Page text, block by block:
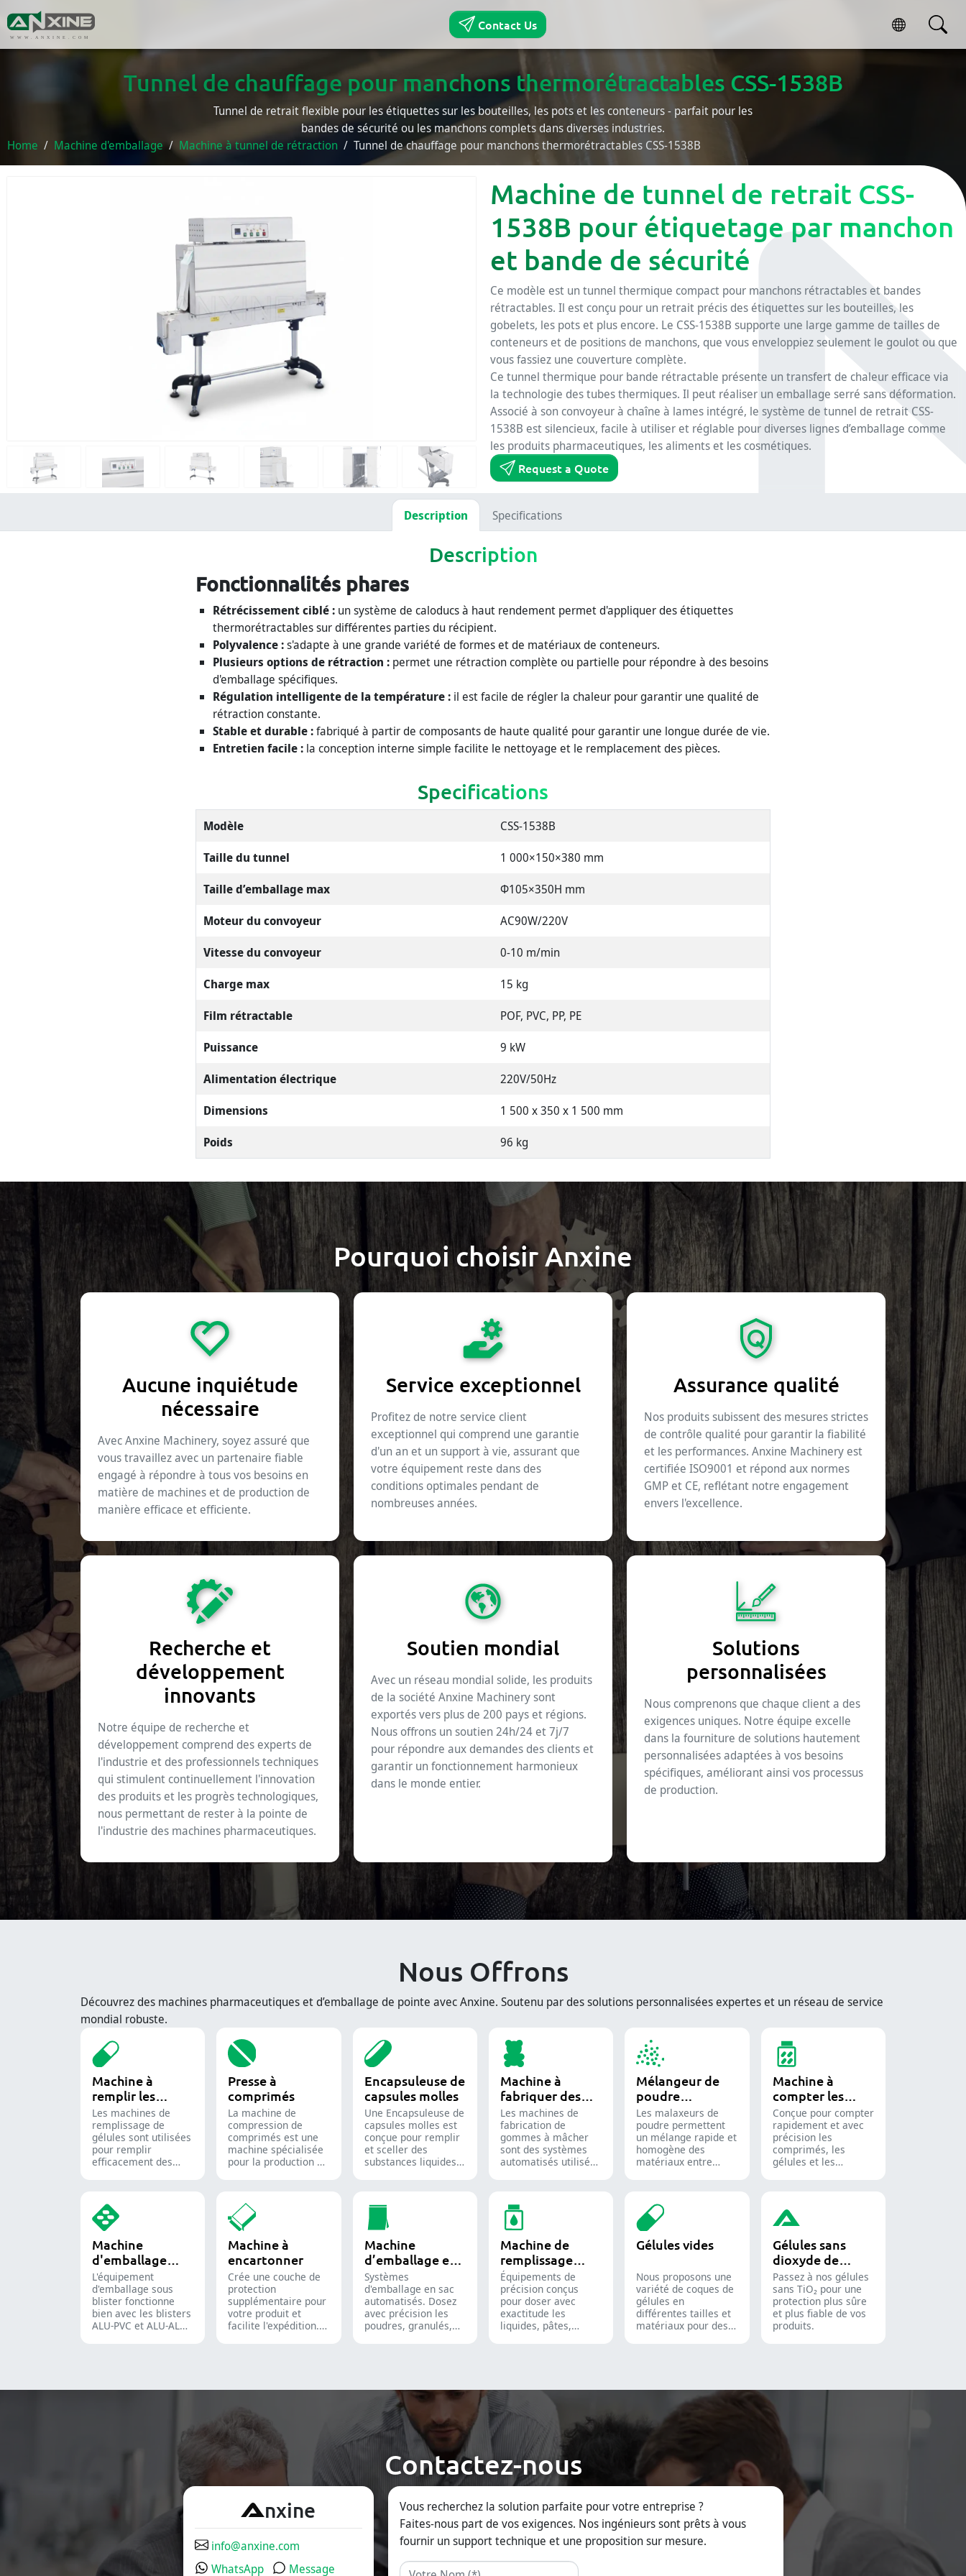
WWW.ANXINE.COM
Contact Us
Tunnel de chauffage pour manchons thermorétractables CSS-1538B
Tunnel de retrait flexible pour les étiquettes sur les bouteilles, les pots et les conteneurs - parfait pour les
bandes de sécurité ou les manchons complets dans diverses industries.
Home
Machine d'emballage Machine à tunnel de rétraction Tunnel de chauffage pour manchons thermorétractables CSS-1538B
Machine de tunnel de retrait CSS-
1538B pour étiquetage par manchon
et bande de sécurité
Ce modèle est un tunnel thermique compact pour manchons rétractables et bandes
rétractables. Il est conçu pour un retrait précis des étiquettes sur les bouteilles, les
gobelets, les pots et plus encore. Le CSS-1538B supporte une large gamme de tailles de
conteneurs et de positions de manchons, que vous enveloppiez seulement le goulot ou que
vous fassiez une couverture complète.
Ce tunnel thermique pour bande rétractable présente un transfert de chaleur efficace via
la technologie des tubes thermiques. Il peut réaliser un emballage serré sans déformation.
Associé à son convoyeur à chaîne à lames intégré, le système de tunnel de retrait CSS-
1538B est silencieux, facile à utiliser et réglable pour diverses lignes d’emballage comme
les produits pharmaceutiques, les aliments et les cosmétiques.
Request a Quote
Description Specifications
Description
Fonctionnalités phares
Rétrécissement ciblé : un système de caloducs à haut rendement permet d'appliquer des étiquettes
thermorétractables sur différentes parties du récipient.
Polyvalence :s'adapte à une grande variété de formes et de matériaux de conteneurs.
Plusieurs options de rétraction : permet une rétraction complète ou partielle pour répondre à des besoins
d'emballage spécifiques.
Régulation intelligente de la température : il est facile de régler la chaleur pour garantir une qualité de
rétraction constante.
Stable et durable :fabriqué à partir de composants de haute qualité pour garantir une longue durée de vie.
Entretien facile : la conception interne simple facilite le nettoyage et le remplacement des pièces.
Specifications
Modèle
CSS-1538B
Taille du tunnel
1 000×150×380 mm
Taille d’emballage max
Φ105×350H mm
Moteur du convoyeur
AC90W/220V
Vitesse du convoyeur
0-10 m/min
Charge max
15 kg
Film rétractable
POF, PVC, PP, PE
Puissance
9 kW
Alimentation électrique
220V/50Hz
Dimensions
1 500 x 350 x 1 500 mm
Poids
96 kg
Pourquoi choisir Anxine
Aucune inquiétude
nécessaire
Avec Anxine Machinery, soyez assuré que
vous travaillez avec un partenaire fiable
engagé à répondre à tous vos besoins en
matière de machines et de production de
manière efficace et efficiente.
Service exceptionnel
Profitez de notre service client
exceptionnel qui comprend une garantie
d'un an et un support à vie, assurant que
votre équipement reste dans des
conditions optimales pendant de
nombreuses années.
Assurance qualité
Nos produits subissent des mesures strictes
de contrôle qualité pour garantir la fiabilité
et les performances. Anxine Machinery est
certifiée ISO9001 et répond aux normes
GMP et CE, reflétant notre engagement
envers l'excellence.
Recherche et
développement
innovants
Notre équipe de recherche et
développement comprend des experts de
l'industrie et des professionnels techniques
qui stimulent continuellement l'innovation
des produits et les progrès technologiques,
nous permettant de rester à la pointe de
l'industrie des machines pharmaceutiques.
Soutien mondial
Avec un réseau mondial solide, les produits
de la société Anxine Machinery sont
exportés vers plus de 200 pays et régions.
Nous offrons un soutien 24h/24 et 7j/7
pour répondre aux demandes des clients et
garantir un fonctionnement harmonieux
dans le monde entier.
Solutions
personnalisées
Nous comprenons que chaque client a des
exigences uniques. Notre équipe excelle
dans la fourniture de solutions hautement
personnalisées adaptées à vos besoins
spécifiques, améliorant ainsi vos processus
de production.
Nous Offrons
Découvrez des machines pharmaceutiques et d’emballage de pointe avec Anxine. Soutenu par des solutions personnalisées expertes et un réseau de service
mondial robuste.
Machine à
remplir les
capsules
Les machines de
remplissage de
gélules sont utilisées
pour remplir
efficacement des
granulés, pastilles ou
liquides dans la
production
pharmaceutique et
les compléments
alimentaires.
Presse à
comprimés
La machine de
compression de
comprimés est une
machine spécialisée
pour la production de
Encapsuleuse de
capsules molles
Une Encapsuleuse de
capsules molles est
conçue pour remplir
et sceller des
substances liquides
Machine à
fabriquer des
bonbons gélifiés
Les machines de
fabrication de
gommes à mâcher
sont des systèmes
automatisés utilisés
alimentaires
destinés aux
industries confiseries
et pharmaceutiques.
Mélangeur de
poudre
industriel
Les malaxeurs de
poudre permettent
un mélange rapide et
homogène des
matériaux entre
industries
pharmaceutique,
alimentaire et
chimique.
Machine à
compter les
comprimés
Conçue pour compter
rapidement et avec
précision les
comprimés, les
gélules et les
conditionnement
pharmaceutique
solutions de
comptage de formes
solides.
Machine
d'emballage
sous blister
L'équipement
d'emballage sous
blister fonctionne
bien avec les blisters
ALU-PVC et ALU-ALU,
Machine à
encartonner
Crée une couche de
protection
supplémentaire pour
votre produit et
facilite l'expédition.
cosmétique et
alimentaire.
Machine
d’emballage en
sac
Systèmes
d'emballage en sac
automatisés. Dosez
avec précision les
poudres, granulés,
nutraceutiques et
alimentaires.
Machine de
remplissage
liquide
Équipements de
précision conçus
pour doser avec
exactitude les
liquides, pâtes,
chimiques.
Gélules vides
Nous proposons une
variété de coques de
gélules en
différentes tailles et
matériaux pour des
pharmaceutique, des
compléments
nutritionnels et des
fonctionnels. Nous
offrons des solutions
à libération
immédiate, à
résistant et à
libération prolongée.
Gélules sans
dioxyde de
titane
Passez à nos gélules
sans TiO₂ pour une
protection plus sûre
et plus fiable de vos
produits.
Contactez-nous
A nxine
info@anxine.com
WhatsApp
Message
Vous recherchez la solution parfaite pour votre entreprise ?
Faites-nous part de vos exigences. Nos ingénieurs sont prêts à vous
fournir un support technique et une proposition sur mesure.
Nom